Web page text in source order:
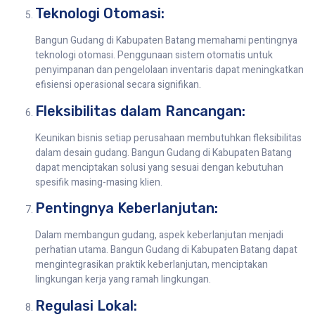
Teknologi Otomasi:
Bangun Gudang di Kabupaten Batang memahami pentingnya
teknologi otomasi. Penggunaan sistem otomatis untuk
penyimpanan dan pengelolaan inventaris dapat meningkatkan
efisiensi operasional secara signifikan.
Fleksibilitas dalam Rancangan:
Keunikan bisnis setiap perusahaan membutuhkan fleksibilitas
dalam desain gudang. Bangun Gudang di Kabupaten Batang
dapat menciptakan solusi yang sesuai dengan kebutuhan
spesifik masing-masing klien.
Pentingnya Keberlanjutan:
Dalam membangun gudang, aspek keberlanjutan menjadi
perhatian utama. Bangun Gudang di Kabupaten Batang dapat
mengintegrasikan praktik keberlanjutan, menciptakan
lingkungan kerja yang ramah lingkungan.
Regulasi Lokal: